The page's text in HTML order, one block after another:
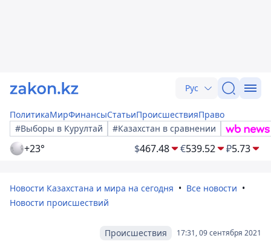
Рус
ПолитикаМирФинансыСтатьиПроисшествияПраво
#Выборы в Курултай
#Казахстан в сравнении
+23° $467.48 €539.52 ₽5.73
Новости Казахстана и мира на сегодня
Все новости
Новости происшествий
17:31, 09 сентября 2021
Происшествия